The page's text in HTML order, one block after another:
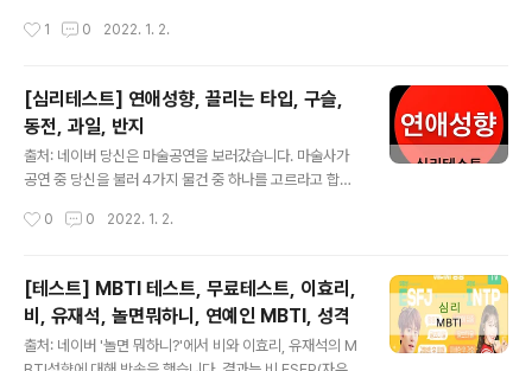
질문에 답을 고른후, 그에 맞는 점수를 합산해야 하니 답을
출처: 네이버 START 1.하루중에 제일 기분이 좋을때는?
a.아침 b.오후나 이른저녁 c.늦은밤 2.나는 걸을때 보통 a.
보폭을 넓게 걸으며 빠르게 걷습니다. b. 보폭을 좁게 걸으
며 빠르게 걷습니다. c. 머리를 들고 세상을 정면으로 바라
보면서 덜 빠르게 걷습니다. d. 바닥을 보며 보통으로 걷습
는? a. 팔짱을 끼고 서서 이야기 합니다. b. 두손을 마주잡
1 0 2022. 1. 2.
[심리테스트] 연애성향, 끌리는 타입, 구슬,
동전, 과일, 반지
출처: 네이버 당신은 마술공연을 보러갔습니다. 마술사가
공연 중 당신을 불러 4가지 물건 중 하나를 고르라고 합니
③ 동전 ④ 과일 출처: 네이버 ① 구슬을 선택한 당신은 열
식을 수도 있다는 점만 유의하세요. ​ ② 반지를 선택한 당신
은 보호본능을 느끼는 연하에게 끌리는 타입입니다. 가끔
씩 끊임없는 보호와 사랑이 필요하기 때문에 쉽게 지칠 수
0 0 2022. 1. 2.
[테스트] MBTI 테스트, 무료테스트, 이효리,
비, 유재석, 놀면뭐하니, 연예인 MBTI, 성격
출처: 네이버 '놀면 뭐하니?'에서 비와 이효리, 유재석의 M